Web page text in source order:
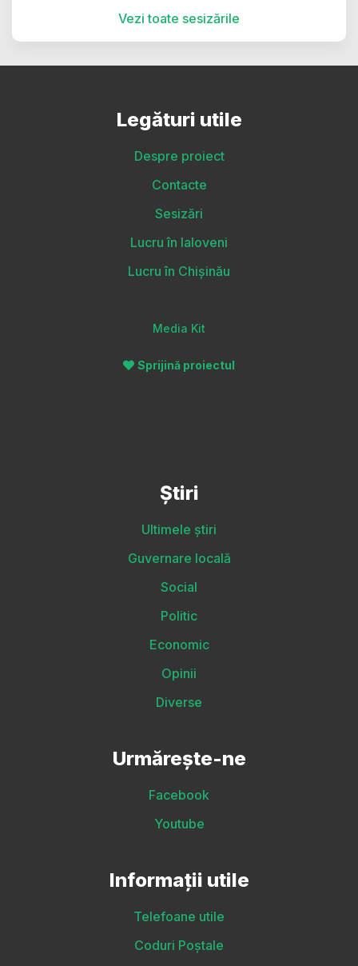
Vezi toate sesizările
Legături utile
Despre proiect
Contacte
Sesizări
Lucru în Ialoveni
Lucru în Chișinău
Media Kit
Sprijină proiectul
Știri
Ultimele știri
Guvernare locală
Social
Politic
Economic
Opinii
Diverse
Urmărește-ne
Facebook
Youtube
Informații utile
Telefoane utile
Coduri Poștale